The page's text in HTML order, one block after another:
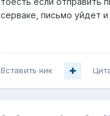
серваке, письмо уйдет
Вставить ник